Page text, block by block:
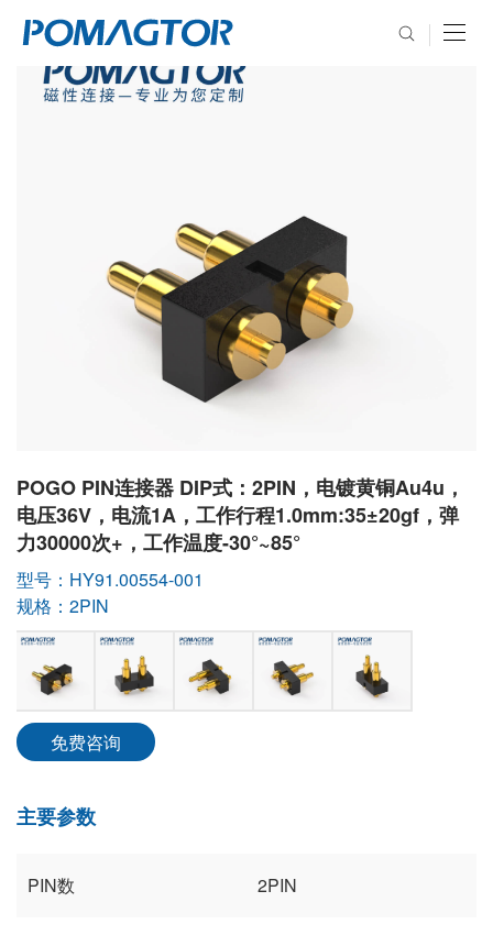
POGO PIN连接器 DIP式：2PIN，电镀黄铜Au4u，
电压36V，电流1A，工作行程1.0mm:35±20gf，弹
力30000次+，工作温度-30°~85°
型号：HY91.00554-001
规格：2PIN
免费咨询
主要参数
PIN数 2PIN